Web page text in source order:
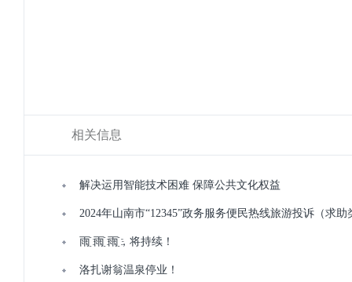
相关信息
解决运用智能技术困难 保障公共文化权益
2024年山南市“12345”政务服务便民热线旅游投诉（求
雨҈ 雨҈ 雨҈，将持续！
洛扎谢翁温泉停业！